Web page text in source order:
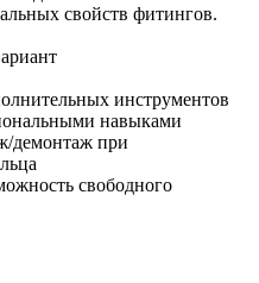
свойств фитингов.
инструментов
навыками
демонтаж при
свободного